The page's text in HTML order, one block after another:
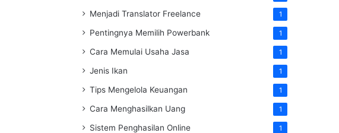
Menjadi Translator Freelance 1
Pentingnya Memilih Powerbank 1
Cara Memulai Usaha Jasa 1
Jenis Ikan 1
Tips Mengelola Keuangan 1
Cara Menghasilkan Uang 1
Sistem Penghasilan Online 1